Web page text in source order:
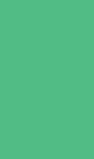
Packs
à l'utilisation avec des